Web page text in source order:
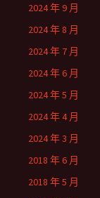
2024 年 9 月
2024 年 8 月
2024 年 7 月
2024 年 6 月
2024 年 5 月
2024 年 4 月
2024 年 3 月
2018 年 6 月
2018 年 5 月